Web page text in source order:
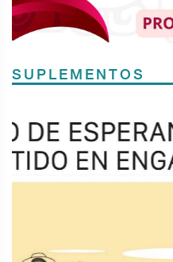
SUPLEMENTOS